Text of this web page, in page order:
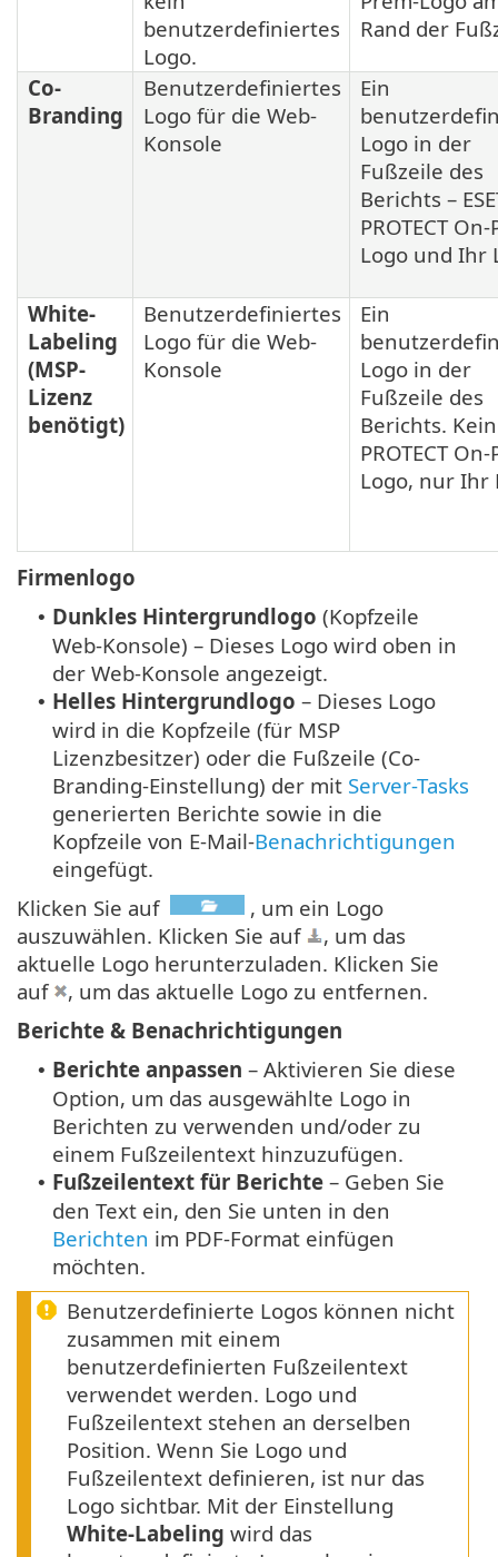
benutzerdefiniertes
Logo.
Rand der
Co-
Branding
Benutzerdefiniertes
Logo für die Web-
Konsole
Ein
Logo in der
Fußzeile des
Berichts –
PROTECT
Logo und Ihr
White-
Labeling
(MSP-
Lizenz
benötigt)
Benutzerdefiniertes
Logo für die Web-
Konsole
Ein
Logo in der
Fußzeile des
Berichts. Kein
PROTECT
Logo, nur Ihr
Firmenlogo
• Dunkles Hintergrundlogo (Kopfzeile
Web-Konsole) – Dieses Logo wird oben in
der Web-Konsole angezeigt.
• Helles Hintergrundlogo – Dieses Logo
wird in die Kopfzeile (für MSP
Lizenzbesitzer) oder die Fußzeile (Co-
Branding-Einstellung) der mit Server-Tasks
generierten Berichte sowie in die
Kopfzeile von E-Mail-Benachrichtigungen
eingefügt.
Klicken Sie auf
, um ein Logo
auszuwählen. Klicken Sie auf
, um das
aktuelle Logo herunterzuladen. Klicken Sie
auf
, um das aktuelle Logo zu entfernen.
Berichte & Benachrichtigungen
• Berichte anpassen – Aktivieren Sie diese
Option, um das ausgewählte Logo in
Berichten zu verwenden und/oder zu
einem Fußzeilentext hinzuzufügen.
• Fußzeilentext für Berichte – Geben Sie
den Text ein, den Sie unten in den
Berichten im PDF-Format einfügen
möchten.
Benutzerdefinierte Logos können nicht
zusammen mit einem
benutzerdefinierten Fußzeilentext
verwendet werden. Logo und
Fußzeilentext stehen an derselben
Position. Wenn Sie Logo und
Fußzeilentext definieren, ist nur das
Logo sichtbar. Mit der Einstellung
White-Labeling wird das